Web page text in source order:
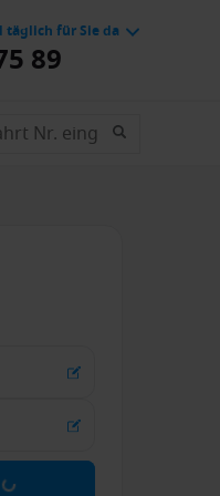
täglich für Sie da
89